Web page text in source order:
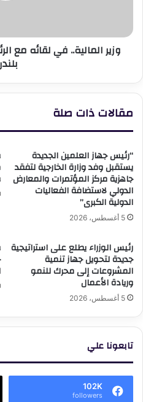
«HSBC»
بلندن:
مقالات ذات صلة
“رئيس جهاز العلمين الجديدة
يستقبل وفد وزارة الخارجية لتفقد
جاهزية مركز المؤتمرات والمعارض
الدولي لاستضافة الفعاليات
الدولية الكبرى”
5 أغسطس، 2026
رئيس الوزراء يطلع على استراتيجية
جديدة لتحويل جهاز تنمية
المشروعات إلى محرك للنمو
وريادة الأعمال
5 أغسطس، 2026
تابعونا علي
102K
followers